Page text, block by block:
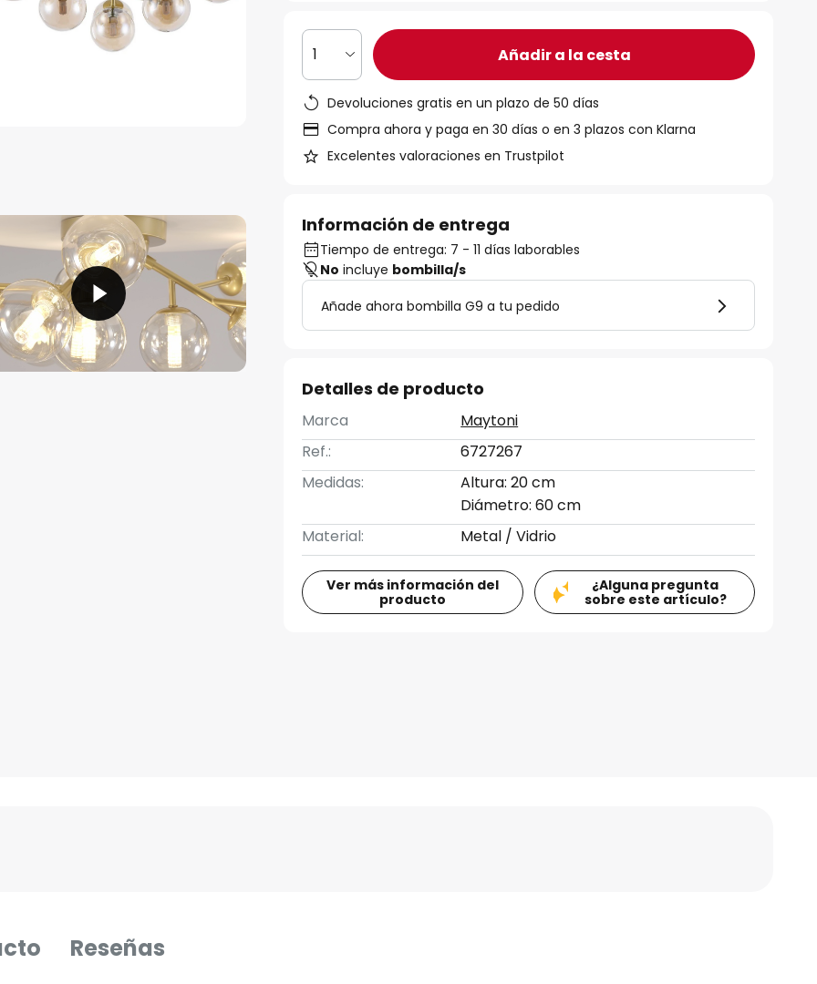
1 Añadir a la cesta
Devoluciones gratis en un plazo de 50 días
Compra ahora y paga en 30 días o en 3 plazos con Klarna
Excelentes valoraciones en Trustpilot
Información de entrega
Tiempo de entrega: 7 - 11 días laborables
No incluye bombilla/s
Añade ahora bombilla G9 a tu pedido
Detalles de producto
Marca
Maytoni
Ref.:
6727267
Medidas:
Altura: 20 cm
Diámetro: 60 cm
Material:
Metal / Vidrio
Ver más información del
producto
¿Alguna pregunta
sobre este artículo?
Reseñas